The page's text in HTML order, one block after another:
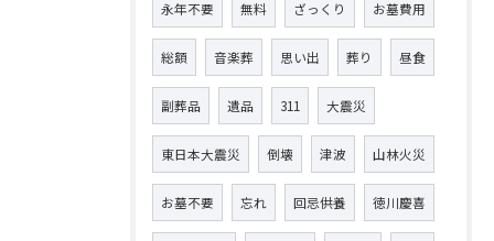
永年不要 無料 ざっくり お墓費用
総額 音楽葬 思い出 葬り 昼食
副葬品 遺品 311 大震災
東日本大震災 倒壊 津波 山林火災
お墓不要 忘れ 回忌供養 徳川慶喜